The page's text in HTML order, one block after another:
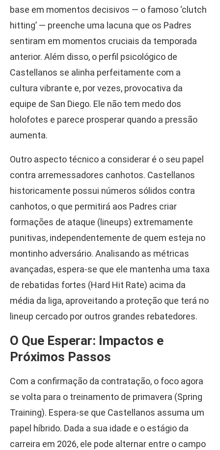
base em momentos decisivos — o famoso ‘clutch
hitting’ — preenche uma lacuna que os Padres
sentiram em momentos cruciais da temporada
anterior. Além disso, o perfil psicológico de
Castellanos se alinha perfeitamente com a
cultura vibrante e, por vezes, provocativa da
equipe de San Diego. Ele não tem medo dos
holofotes e parece prosperar quando a pressão
aumenta.
Outro aspecto técnico a considerar é o seu papel
contra arremessadores canhotos. Castellanos
historicamente possui números sólidos contra
canhotos, o que permitirá aos Padres criar
formações de ataque (lineups) extremamente
punitivas, independentemente de quem esteja no
montinho adversário. Analisando as métricas
avançadas, espera-se que ele mantenha uma taxa
de rebatidas fortes (Hard Hit Rate) acima da
média da liga, aproveitando a proteção que terá no
lineup cercado por outros grandes rebatedores.
O Que Esperar: Impactos e
Próximos Passos
Com a confirmação da contratação, o foco agora
se volta para o treinamento de primavera (Spring
Training). Espera-se que Castellanos assuma um
papel híbrido. Dada a sua idade e o estágio da
carreira em 2026, ele pode alternar entre o campo